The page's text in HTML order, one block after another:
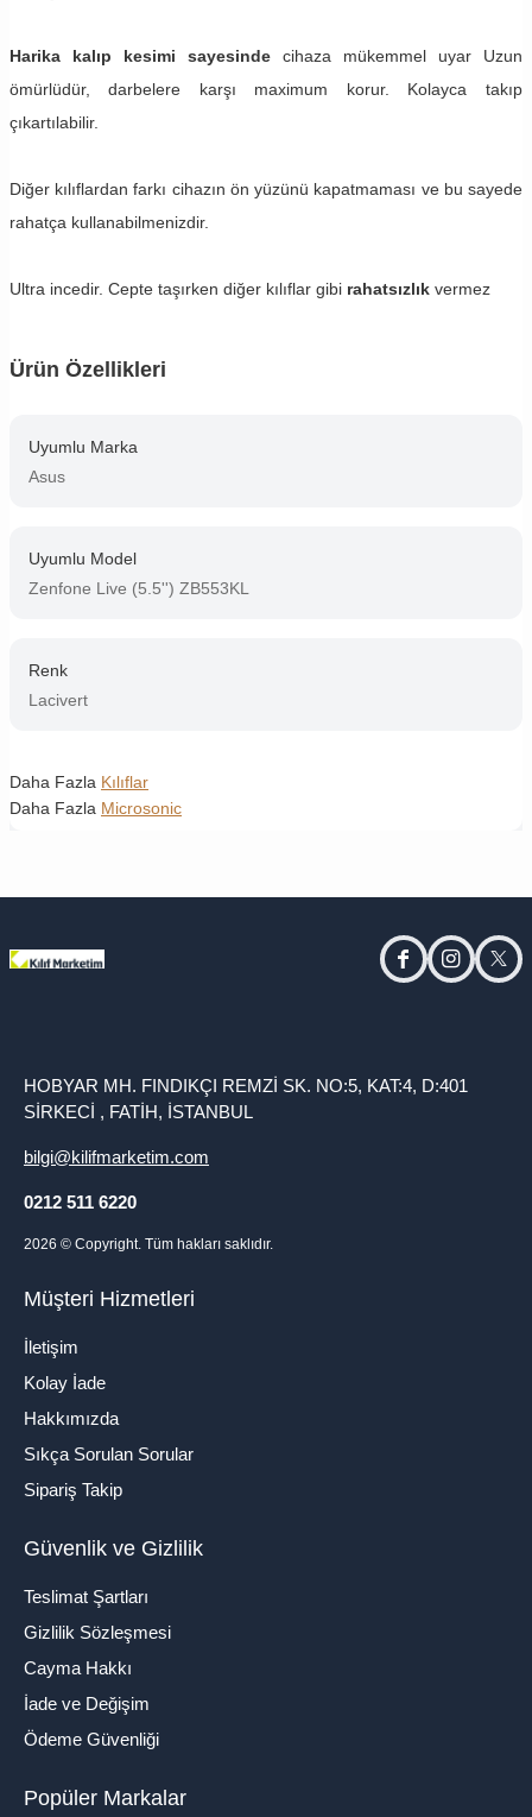
Harika kalıp kesimi sayesindecihaza mükemmel uyar Uzun
ömürlüdür, darbelere karşı maximum korur. Kolayca takıp
çıkartılabilir.
Diğer kılıflardan farkı cihazın ön yüzünü kapatmaması ve bu sayede
rahatça kullanabilmenizdir.
Ultra incedir. Cepte taşırken diğer kılıflar gibi rahatsızlık vermez
Ürün Özellikleri
Uyumlu Marka
Asus
Uyumlu Model
Zenfone Live (5.5'') ZB553KL
Renk
Lacivert
Daha Fazla Kılıflar
Daha Fazla Microsonic
facebookinstagram
HOBYAR MH. FINDIKÇI REMZİ SK. NO:5, KAT:4, D:401
SİRKECİ , FATİH, İSTANBUL
bilgi@kilifmarketim.com
0212 511 6220
2026 © Copyright. Tüm hakları saklıdır.
Müşteri Hizmetleri
İletişim
Kolay İade
Hakkımızda
Sıkça Sorulan Sorular
Sipariş Takip
Güvenlik ve Gizlilik
Teslimat Şartları
Gizlilik Sözleşmesi
Cayma Hakkı
İade ve Değişim
Ödeme Güvenliği
Popüler Markalar